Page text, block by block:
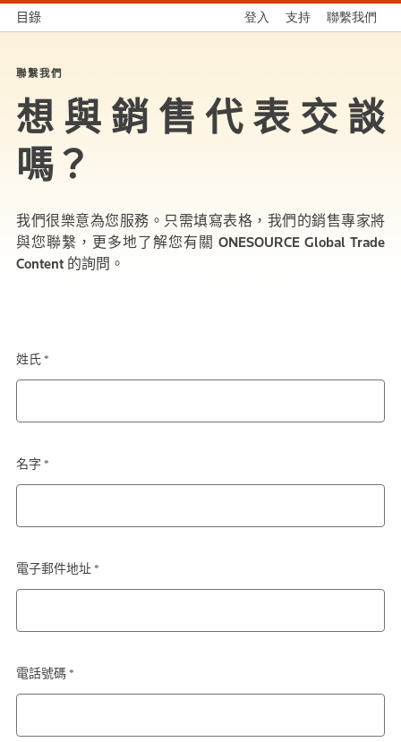
目錄 登入 支持 聯繫我們
聯繫我們
想與銷售代表交談
嗎？
我們很樂意為您服務。只需填寫表格，我們的銷售專家將
與您聯繫，更多地了解您有關 ONESOURCE Global Trade
Content 的詢問。
姓氏 *
名字 *
電子郵件地址 *
電話號碼 *